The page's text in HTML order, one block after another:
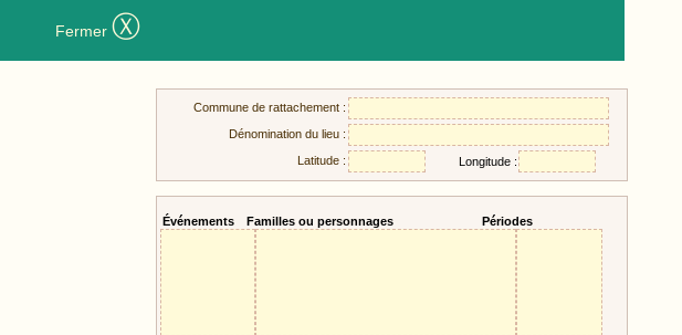
Fermer Ⓧ
Commune de rattachement :
Dénomination du lieu :
Latitude :
Longitude :
Événements Familles ou personnages Périodes